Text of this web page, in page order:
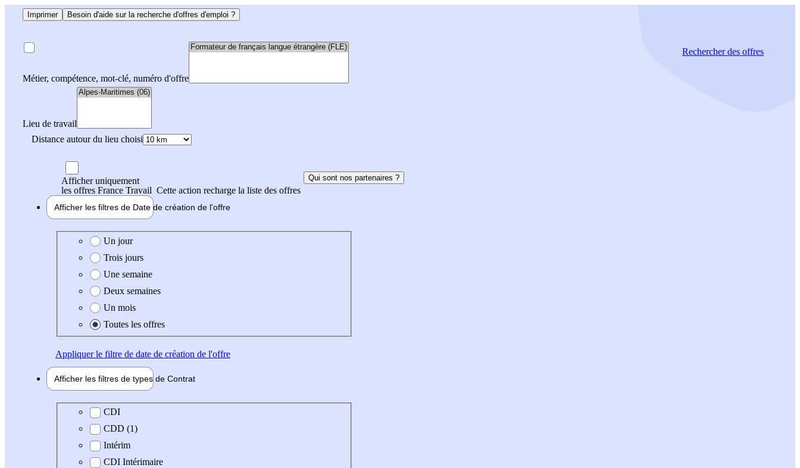
Imprimer Besoin d'aide sur la recherche d'offres d'emploi ?
Métier, compétence, mot-clé, numéro d'offre
Lieu de travail
Distance autour du lieu choisi
Rechercherdes offres
Afficher uniquement
les offres France Travail Cette action recharge la liste des offres
Qui sont nos partenaires ?
Afficher les filtres de Date de création de l'offre
Date de création de l'offre
Un jour
Trois jours
Une semaine
Deux semaines
Un mois
Toutes les offres
Appliquerle filtre de date de création de l'offre
Afficher les filtres de types de Contrat
Type de contrat
CDI
CDD (1)
Intérim
CDI Intérimaire